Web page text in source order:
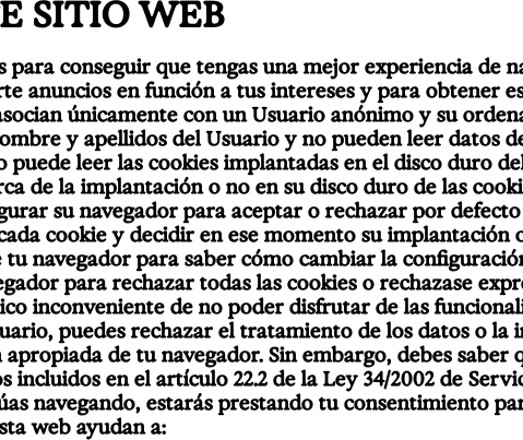
SITIO WEB
conseguir que tengas una mejor experiencia de
anuncios en función a tus intereses y para obtener
únicamente con un Usuario anónimo y su
y apellidos del Usuario y no pueden leer datos
leer las cookies implantadas en el disco duro
de la implantación o no en su disco duro de las
su navegador para aceptar o rechazar por
cookie y decidir en ese momento su implantación
navegador para saber cómo cambiar la
para rechazar todas las cookies o rechazase
inconveniente de no poder disfrutar de las
puedes rechazar el tratamiento de los datos o la
de tu navegador. Sin embargo, debes saber
en el artículo 22.2 de la Ley 34/2002 de
navegando, estarás prestando tu consentimiento
web ayudan a: